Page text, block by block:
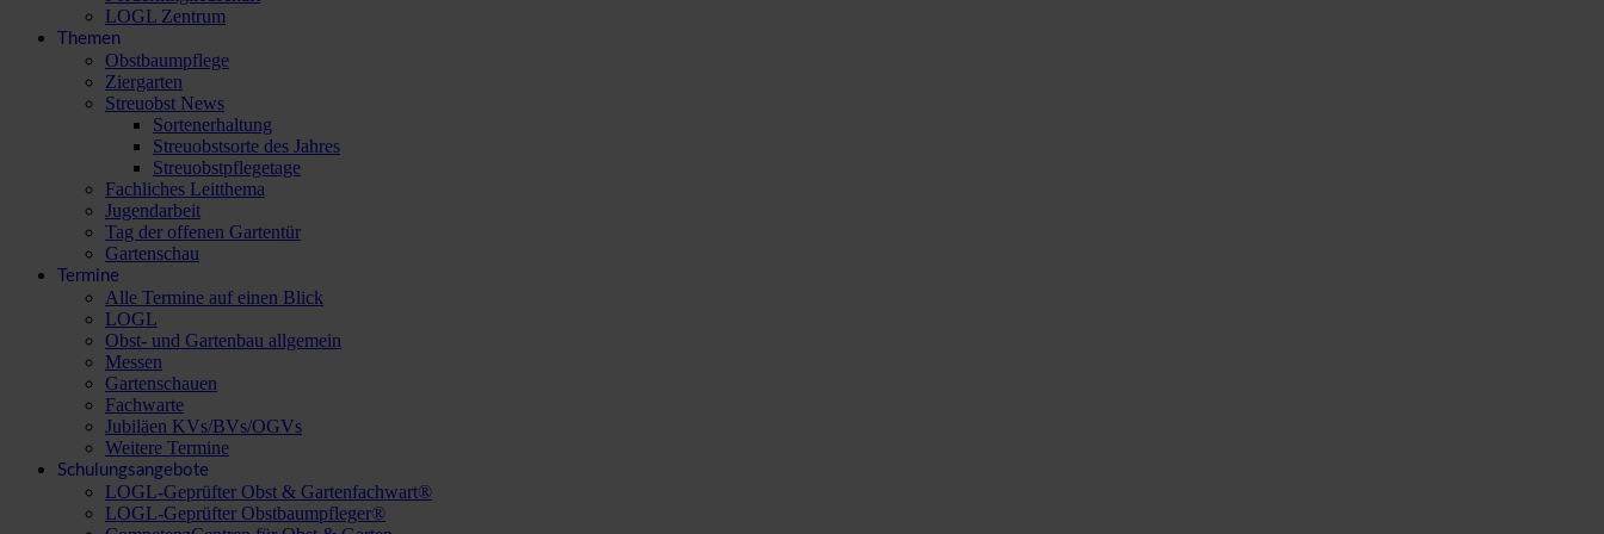
LOGL Zentrum
Themen
Obstbaumpflege
Ziergarten
Streuobst News
Sortenerhaltung
Streuobstsorte des Jahres
Streuobstpflegetage
Fachliches Leitthema
Jugendarbeit
Tag der offenen Gartentür
Gartenschau
Termine
Alle Termine auf einen Blick
LOGL
Obst- und Gartenbau allgemein
Messen
Gartenschauen
Fachwarte
Jubiläen KVs/BVs/OGVs
Weitere Termine
Schulungsangebote
LOGL-Geprüfter Obst & Gartenfachwart®
LOGL-Geprüfter Obstbaumpfleger®